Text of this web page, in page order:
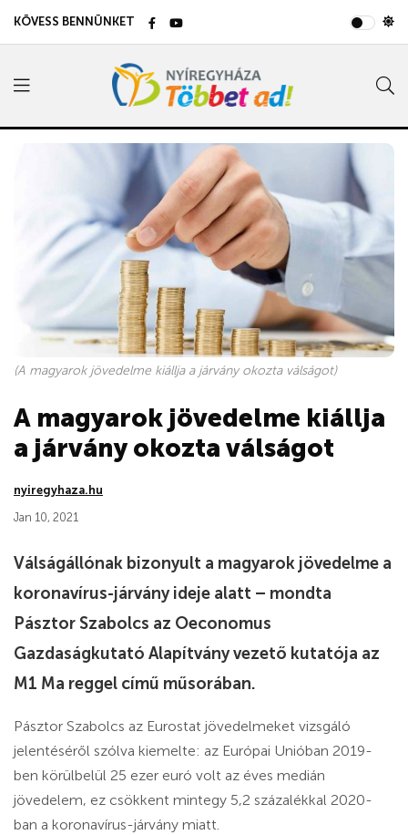
KÖVESS BENNÜNKET
(A magyarok jövedelme kiállja a járvány okozta válságot)
A magyarok jövedelme kiállja
a járvány okozta válságot
nyiregyhaza.hu
Jan 10, 2021
Válságállónak bizonyult a magyarok jövedelme a
koronavírus-járvány ideje alatt – mondta
Pásztor Szabolcs az Oeconomus
Gazdaságkutató Alapítvány vezető kutatója az
M1 Ma reggel című műsorában.
Pásztor Szabolcs az Eurostat jövedelmeket vizsgáló
jelentéséről szólva kiemelte: az Európai Unióban 2019-
ben körülbelül 25 ezer euró volt az éves medián
jövedelem, ez csökkent mintegy 5,2 százalékkal 2020-
ban a koronavírus-járvány miatt.